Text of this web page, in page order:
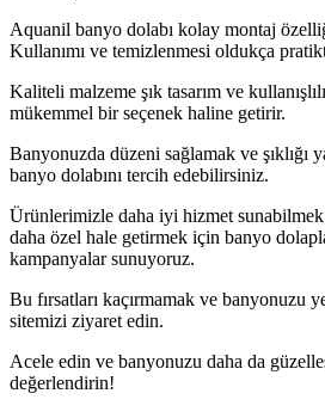
Aquanil banyo dolabı kolay montaj
Kullanımı ve temizlenmesi oldukça
Kaliteli malzeme şık tasarım ve
mükemmel bir seçenek haline getirir.
Banyonuzda düzeni sağlamak ve şıklığı
banyo dolabını tercih edebilirsiniz.
Ürünlerimizle daha iyi hizmet
daha özel hale getirmek için banyo
kampanyalar sunuyoruz.
Bu fırsatları kaçırmamak ve banyonuzu
sitemizi ziyaret edin.
Acele edin ve banyonuzu daha da
değerlendirin!